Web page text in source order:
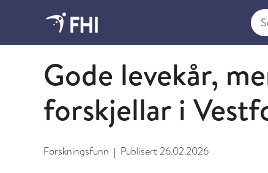
2026 - nyheter fra FHI
Gode levekår,
forskjellar i
Forskningsfunn | Publisert26.02.2026